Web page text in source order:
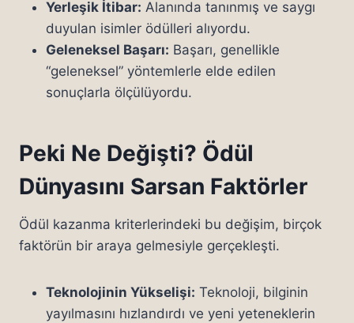
Yerleşik İtibar: Alanında tanınmış ve saygı
duyulan isimler ödülleri alıyordu.
Geleneksel Başarı: Başarı, genellikle
“geleneksel” yöntemlerle elde edilen
sonuçlarla ölçülüyordu.
Peki Ne Değişti? Ödül
Dünyasını Sarsan Faktörler
Ödül kazanma kriterlerindeki bu değişim, birçok
faktörün bir araya gelmesiyle gerçekleşti.
Teknolojinin Yükselişi: Teknoloji, bilginin
yayılmasını hızlandırdı ve yeni yeteneklerin